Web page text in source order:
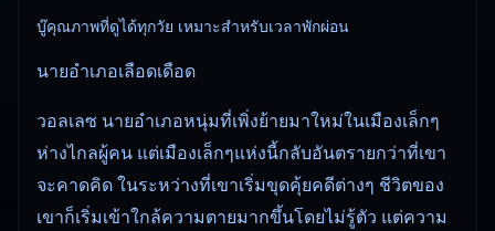
บู๊คุณภาพที่ดูได้ทุกวัย เหมาะสำหรับเวลาพักผ่อน
นายอำเภอเลือดเดือด
วอลเลซ นายอำเภอหนุ่มที่เพิ่งย้ายมาใหม่ในเมืองเล็กๆ
ห่างไกลผู้คน แต่เมืองเล็กๆแห่งนี้กลับอันตรายกว่าที่เขา
จะคาดคิด ในระหว่างที่เขาเริ่มขุดคุ้ยคดีต่างๆ ชีวิตของ
เขาก็เริ่มเข้าใกล้ความตายมากขึ้นโดยไม่รู้ตัว แต่ความ